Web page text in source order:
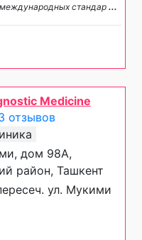
стандар ...
Medicine
отзывов
дом 98А,
район, Ташкент
ул. Мукими